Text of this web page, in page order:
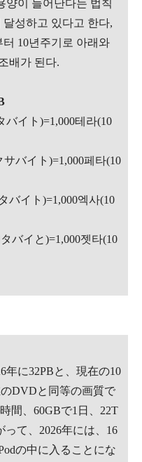
양이 늘어난다는 법칙
달성하고 있다고 한다,
10년주기로 아래와
배가 된다.
バイト)=1,000테라(10
サバイト)=1,000페타(10
バイト)=1,000엑사(10
バイと)=1,000젯타(10
年に32PBと、現在の10
DVDと同等の画質で
間、60GBで1日、22T
って、2026年には、16
の中に入ることにな